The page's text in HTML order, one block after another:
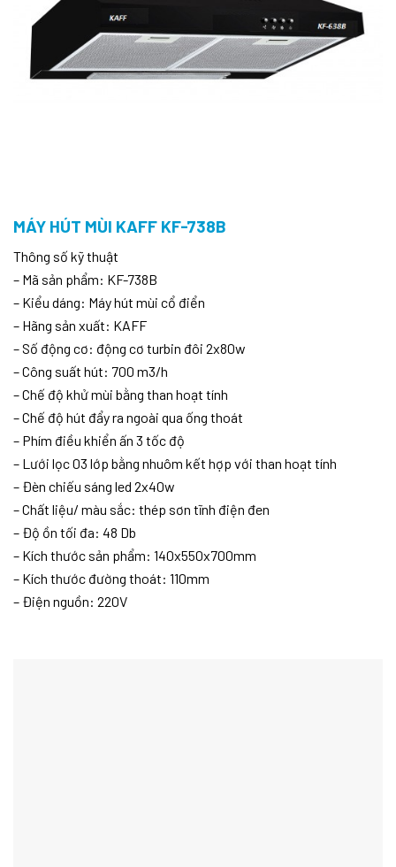
MÁY HÚT MÙI KAFF KF-738B
Thông số kỹ thuật
– Mã sản phẩm: KF-738B
– Kiểu dáng: Máy hút mùi cổ điển
– Hãng sản xuất: KAFF
– Số động cơ: động cơ turbin đôi 2x80w
– Công suất hút: 700 m3/h
– Chế độ khử mùi bằng than hoạt tính
– Chế độ hút đẩy ra ngoài qua ống thoát
– Phím điều khiển ấn 3 tốc độ
– Lưới lọc 03 lớp bằng nhuôm kết hợp với than hoạt tính
– Đèn chiếu sáng led 2x40w
– Chất liệu/ màu sắc: thép sơn tĩnh điện đen
– Độ ồn tối đa: 48 Db
– Kích thước sản phẩm: 140x550x700mm
– Kích thước đường thoát: 110mm
– Điện nguồn: 220V